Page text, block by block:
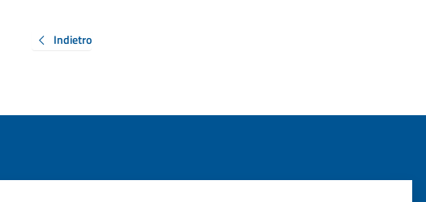
Indietro